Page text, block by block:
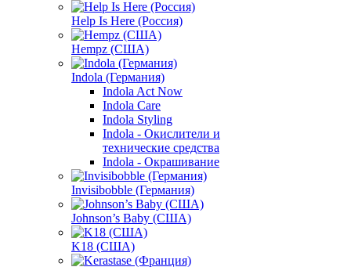
Help Is Here (Россия)
Hempz (США)
Indola (Германия)
Indola Act Now
Indola Care
Indola Styling
Indola - Окислители и
технические средства
Indola - Окрашивание
Invisibobble (Германия)
Johnson’s Baby (США)
K18 (США)